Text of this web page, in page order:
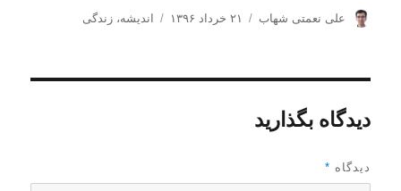
ن
د
ه
علی نعمتی شهاب
ا
ر
۲۱ خرداد ۱۳۹۶
د
اندیشه،زندگی
دیدگاه بگذارید
دیدگاه *